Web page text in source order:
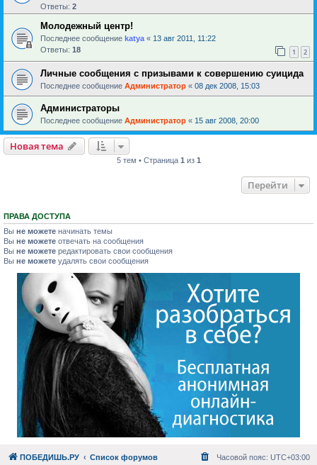
Ответы: 2
Молодежный центр!
Последнее сообщение katya « 13 авг 2011, 11:22
Ответы: 18 1 2
Личные сообщения с призывами к совершению суицида
Последнее сообщение Администратор « 08 дек 2008, 15:03
Администраторы
Последнее сообщение Администратор « 15 авг 2008, 20:00
Новая тема
5 тем • Страница 1 из 1
Перейти
ПРАВА ДОСТУПА
Вы не можете начинать темы
Вы не можете отвечать на сообщения
Вы не можете редактировать свои сообщения
Вы не можете удалять свои сообщения
ПОБЕДИШЬ.РУ Список форумов Часовой пояс: UTC+03:00